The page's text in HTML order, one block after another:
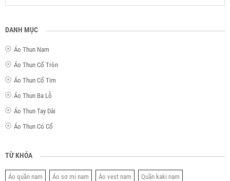
DANH MỤC
Áo Thun Nam
Áo Thun Cổ Tròn
Áo Thun Cổ Tim
Áo Thun Ba Lỗ
Áo Thun Tay Dài
Áo Thun Có Cổ
TỪ KHÓA
Áo quần nam Áo sơ mi nam Áo vest nam Quần kaki nam